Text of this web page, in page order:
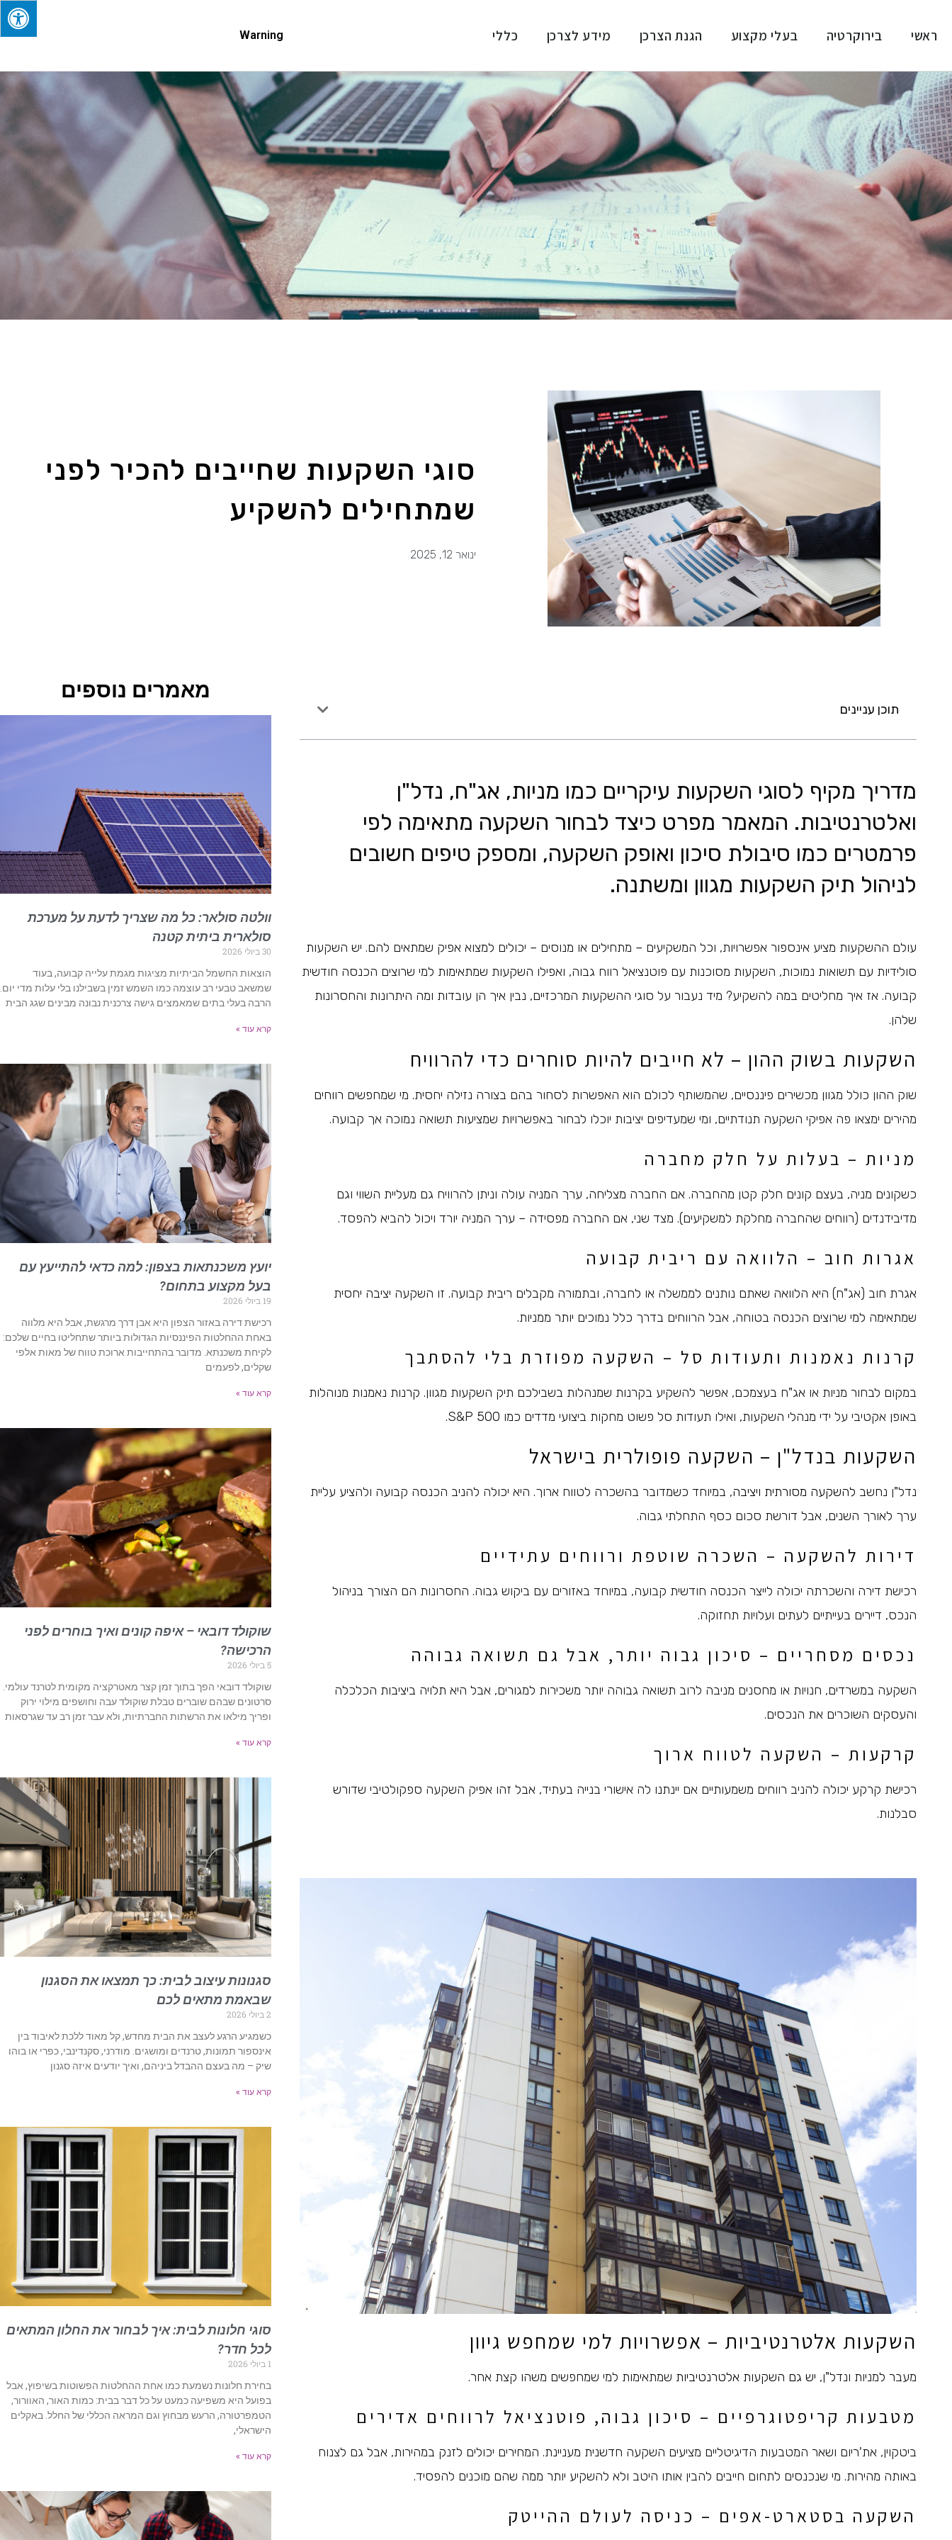
ראשי בירוקרטיה בעלי מקצוע הגנת הצרכן מידע לצרכן כללי Warning
סוגי השקעות שחייבים להכיר לפני
שמתחילים להשקיע
ינואר 12, 2025
תוכן עניינים
מדריך מקיף לסוגי השקעות עיקריים כמו מניות, אג"ח, נדל"ן
ואלטרנטיבות. המאמר מפרט כיצד לבחור השקעה מתאימה לפי
פרמטרים כמו סיבולת סיכון ואופק השקעה, ומספק טיפים חשובים
לניהול תיק השקעות מגוון ומשתנה.
עולם ההשקעות מציע אינספור אפשרויות, וכל המשקיעים – מתחילים או מנוסים – יכולים למצוא אפיק שמתאים להם. יש השקעות
סולידיות עם תשואות נמוכות, השקעות מסוכנות עם פוטנציאל רווח גבוה, ואפילו השקעות שמתאימות למי שרוצים הכנסה חודשית
קבועה. אז איך מחליטים במה להשקיע? מיד נעבור על סוגי ההשקעות המרכזיים, נבין איך הן עובדות ומה היתרונות והחסרונות
שלהן.
השקעות בשוק ההון – לא חייבים להיות סוחרים כדי להרוויח
שוק ההון כולל מגוון מכשירים פיננסיים, שהמשותף לכולם הוא האפשרות לסחור בהם בצורה נזילה יחסית. מי שמחפשים רווחים
מהירים ימצאו פה אפיקי השקעה תנודתיים, ומי שמעדיפים יציבות יוכלו לבחור באפשרויות שמציעות תשואה נמוכה אך קבועה.
מניות – בעלות על חלק מחברה
כשקונים מניה, בעצם קונים חלק קטן מהחברה. אם החברה מצליחה, ערך המניה עולה וניתן להרוויח גם מעליית השווי וגם
מדיבידנדים (רווחים שהחברה מחלקת למשקיעים). מצד שני, אם החברה מפסידה – ערך המניה יורד ויכול להביא להפסד.
אגרות חוב – הלוואה עם ריבית קבועה
אגרת חוב (אג"ח) היא הלוואה שאתם נותנים לממשלה או לחברה, ובתמורה מקבלים ריבית קבועה. זו השקעה יציבה יחסית
שמתאימה למי שרוצים הכנסה בטוחה, אבל הרווחים בדרך כלל נמוכים יותר ממניות.
קרנות נאמנות ותעודות סל – השקעה מפוזרת בלי להסתבך
במקום לבחור מניות או אג"ח בעצמכם, אפשר להשקיע בקרנות שמנהלות בשבילכם תיק השקעות מגוון. קרנות נאמנות מנוהלות
באופן אקטיבי על ידי מנהלי השקעות, ואילו תעודות סל פשוט מחקות ביצועי מדדים כמו S&P 500.
השקעות בנדל"ן – השקעה פופולרית בישראל
נדל"ן נחשב להשקעה מסורתית ויציבה, במיוחד כשמדובר בהשכרה לטווח ארוך. היא יכולה להניב הכנסה קבועה ולהציע עליית
ערך לאורך השנים, אבל דורשת סכום כסף התחלתי גבוה.
דירות להשקעה – השכרה שוטפת ורווחים עתידיים
רכישת דירה והשכרתה יכולה לייצר הכנסה חודשית קבועה, במיוחד באזורים עם ביקוש גבוה. החסרונות הם הצורך בניהול
הנכס, דיירים בעייתיים לעתים ועלויות תחזוקה.
נכסים מסחריים – סיכון גבוה יותר, אבל גם תשואה גבוהה
השקעה במשרדים, חנויות או מחסנים מניבה לרוב תשואה גבוהה יותר משכירות למגורים, אבל היא תלויה ביציבות הכלכלה
והעסקים השוכרים את הנכסים.
קרקעות – השקעה לטווח ארוך
רכישת קרקע יכולה להניב רווחים משמעותיים אם יינתנו לה אישורי בנייה בעתיד, אבל זהו אפיק השקעה ספקולטיבי שדורש
סבלנות.
השקעות אלטרנטיביות – אפשרויות למי שמחפש גיוון
מעבר למניות ונדל"ן, יש גם השקעות אלטרנטיביות שמתאימות למי שמחפשים משהו קצת אחר.
מטבעות קריפטוגרפיים – סיכון גבוה, פוטנציאל לרווחים אדירים
ביטקוין, את'ריום ושאר המטבעות הדיגיטליים מציעים השקעה חדשנית מעניינת. המחירים יכולים לזנק במהירות, אבל גם לצנוח
באותה מהירות. מי שנכנסים לתחום חייבים להבין אותו היטב ולא להשקיע יותר ממה שהם מוכנים להפסיד.
השקעה בסטארט-אפים – כניסה לעולם ההייטק
מאמרים נוספים
וולטה סולאר: כל מה שצריך לדעת על מערכת
סולארית ביתית קטנה
30 ביולי 2026
הוצאות החשמל הביתיות מציגות מגמת עלייה קבועה, בעוד
שמשאב טבעי רב עוצמה כמו השמש זמין בשבילנו בלי עלות מדי יום.
הרבה בעלי בתים שמאמצים גישה צרכנית נבונה מבינים שגג הבית
קרא עוד »
יועץ משכנתאות בצפון: למה כדאי להתייעץ עם
בעל מקצוע בתחום?
19 ביולי 2026
רכישת דירה באזור הצפון היא אבן דרך מרגשת, אבל היא מלווה
באחת ההחלטות הפיננסיות הגדולות ביותר שתחליטו בחיים שלכם:
לקיחת משכנתא. מדובר בהתחייבות ארוכת טווח של מאות אלפי
שקלים, לפעמים
קרא עוד »
שוקולד דובאי – איפה קונים ואיך בוחרים לפני
הרכישה?
5 ביולי 2026
שוקולד דובאי הפך בתוך זמן קצר מאטרקציה מקומית לטרנד עולמי.
סרטונים שבהם שוברים טבלת שוקולד עבה וחושפים מילוי ירוק
ופריך מילאו את הרשתות החברתיות, ולא עבר זמן רב עד שגרסאות
קרא עוד »
סגנונות עיצוב לבית: כך תמצאו את הסגנון
שבאמת מתאים לכם
2 ביולי 2026
כשמגיע הרגע לעצב את הבית מחדש, קל מאוד ללכת לאיבוד בין
אינספור תמונות, טרנדים ומושגים. מודרני, סקנדינבי, כפרי או בוהו
שיק – מה בעצם ההבדל ביניהם, ואיך יודעים איזה סגנון
קרא עוד »
סוגי חלונות לבית: איך לבחור את החלון המתאים
לכל חדר?
1 ביולי 2026
בחירת חלונות נשמעת כמו אחת ההחלטות הפשוטות בשיפוץ, אבל
בפועל היא משפיעה כמעט על כל דבר בבית: כמות האור, האוורור,
הטמפרטורה, הרעש מבחוץ וגם המראה הכללי של החלל. באקלים
הישראלי,
קרא עוד »